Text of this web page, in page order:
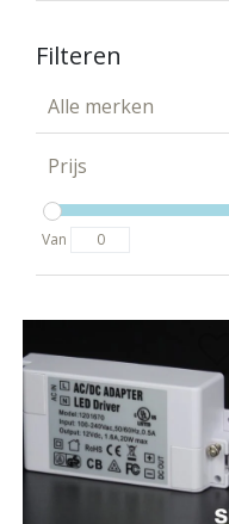
Filteren
Alle merken
Prijs
Van